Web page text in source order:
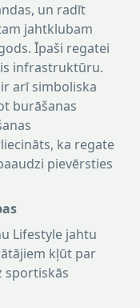
un radīt
jahtklubam
Īpaši regatei
infrastruktūru.
arī simboliska
burāšanas
ka regate
pievērsties
Lifestyle jahtu
kļūt par
sportiskās